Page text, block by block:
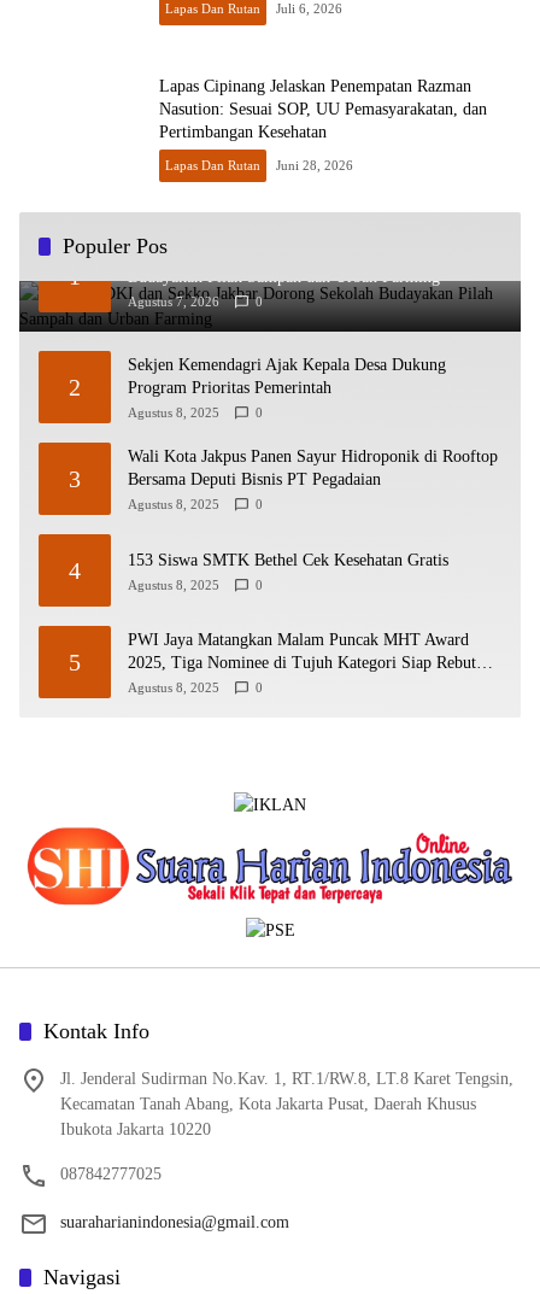
Lapas Dan Rutan Juli 6, 2026
Lapas Cipinang Jelaskan Penempatan Razman
Nasution: Sesuai SOP, UU Pemasyarakatan, dan
Pertimbangan Kesehatan
Lapas Dan Rutan Juni 28, 2026
Populer Pos
1
Kadisdik DKI dan Sekko Jakbar Dorong Sekolah
Budayakan Pilah Sampah dan Urban Farming
Agustus 7, 2026 0
2
Sekjen Kemendagri Ajak Kepala Desa Dukung
Program Prioritas Pemerintah
Agustus 8, 2025 0
3
Wali Kota Jakpus Panen Sayur Hidroponik di Rooftop
Bersama Deputi Bisnis PT Pegadaian
Agustus 8, 2025 0
4 153 Siswa SMTK Bethel Cek Kesehatan Gratis
Agustus 8, 2025 0
5
PWI Jaya Matangkan Malam Puncak MHT Award
2025, Tiga Nominee di Tujuh Kategori Siap Rebut
Penghargaan
Agustus 8, 2025 0
Kontak Info
Jl. Jenderal Sudirman No.Kav. 1, RT.1/RW.8, LT.8 Karet Tengsin,
Kecamatan Tanah Abang, Kota Jakarta Pusat, Daerah Khusus
Ibukota Jakarta 10220
087842777025
suaraharianindonesia@gmail.com
Navigasi